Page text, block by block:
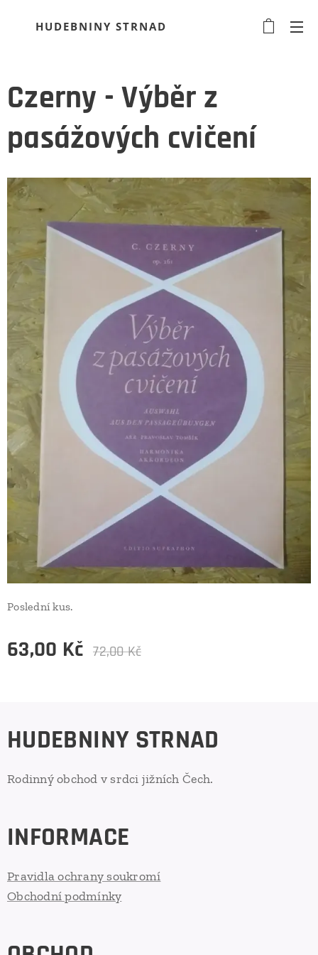
HUDEBNINY STRNAD
Czerny - Výběr z
pasážových cvičení
Poslední kus.
63,00 Kč 72,00Kč
HUDEBNINY STRNAD
Rodinný obchod v srdci jižních Čech.
INFORMACE
Pravidla ochrany soukromí
Obchodní podmínky